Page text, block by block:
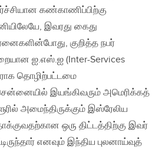
கண்காணிப்பிற்கு
இவரது கைது
குறித்த நபர்
ஐ.எஸ்.ஐ (Inter-Services
தொழிற்பட்டமை
இயங்கிவரும் அமெரிக்கத்
அமைந்திருக்கும் இஸ்ரேலிய
ஒரு திட்டத்திற்கு இவர்
எனவும் இந்திய புலனாய்வுத்